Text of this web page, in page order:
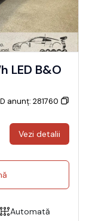
LED B&O
anunț: 281760
Vezi detalii
Automată